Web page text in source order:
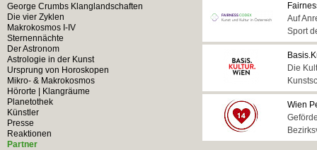
George Crumbs Klanglandschaften
Die vier Zyklen
Makrokosmos I-IV
Sternennächte
Der Astronom
Astrologie in der Kunst
Ursprung von Horoskopen
Mikro- & Makrokosmos
Hörorte | Klangräume
Planetothek
Künstler
Presse
Reaktionen
Partner
Auf
Sport
Die
Wien